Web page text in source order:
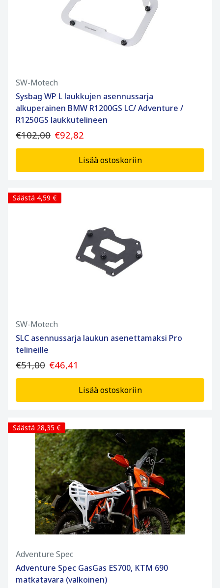
SW-Motech
Sysbag WP L laukkujen asennussarja
alkuperainen BMW R1200GS LC/ Adventure /
R1250GS laukkutelineen
€102,00 €92,82
Lisää ostoskoriin
Säästä 4,59 €
SW-Motech
SLC asennussarja laukun asenettamaksi Pro
telineille
€51,00 €46,41
Lisää ostoskoriin
Säästä 28,35 €
Adventure Spec
Adventure Spec GasGas ES700, KTM 690
matkatavara (valkoinen)